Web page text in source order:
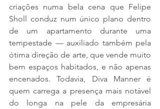
criações numa bela cena que Felipe
Sholl conduz num único plano dentro
de um apartamento durante uma
tempestade — auxiliado também pela
ótima direção de arte, que vende muito
bem espaços habitados, e não apenas
encenados. Todavia, Diva Manner é
quem carrega a presença mais notável
do longa na pele da empresária